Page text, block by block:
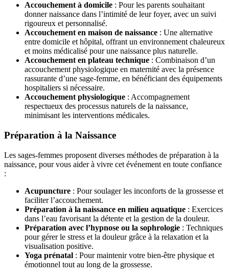
Accouchement à domicile : Pour les parents souhaitant
donner naissance dans l’intimité de leur foyer, avec un suivi
rigoureux et personnalisé.
Accouchement en maison de naissance : Une alternative
entre domicile et hôpital, offrant un environnement chaleureux
et moins médicalisé pour une naissance plus naturelle.
Accouchement en plateau technique : Combinaison d’un
accouchement physiologique en maternité avec la présence
rassurante d’une sage-femme, en bénéficiant des équipements
hospitaliers si nécessaire.
Accouchement physiologique : Accompagnement
respectueux des processus naturels de la naissance,
minimisant les interventions médicales.
Préparation à la Naissance
Les sages-femmes proposent diverses méthodes de préparation à la
naissance, pour vous aider à vivre cet événement en toute confiance
:
Acupuncture : Pour soulager les inconforts de la grossesse et
faciliter l’accouchement.
Préparation à la naissance en milieu aquatique : Exercices
dans l’eau favorisant la détente et la gestion de la douleur.
Préparation avec l’hypnose ou la sophrologie : Techniques
pour gérer le stress et la douleur grâce à la relaxation et la
visualisation positive.
Yoga prénatal : Pour maintenir votre bien-être physique et
émotionnel tout au long de la grossesse.